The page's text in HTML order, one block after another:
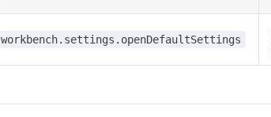
workbench.settings.openDefaultSettings